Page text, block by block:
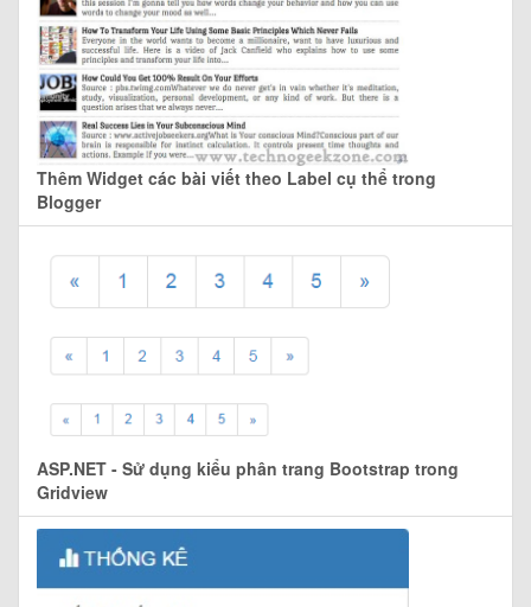
Thêm Widget các bài viết theo Label cụ thể trong
Blogger
ASP.NET - Sử dụng kiểu phân trang Bootstrap trong
Gridview